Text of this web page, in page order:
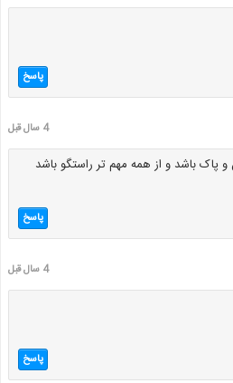
پاسخ
4 سال قبل
و پاک باشد و از همه مهم تر راستگو باشد
پاسخ
4 سال قبل
پاسخ